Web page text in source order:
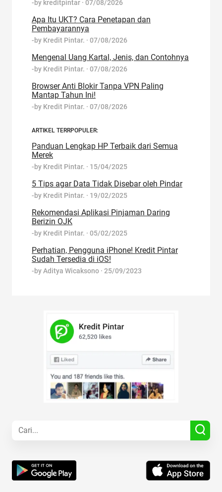
-by kreditpintar · 07/08/2026
Apa Itu UKT? Cara Penetapan dan
Pembayarannya
-by Kredit Pintar. · 07/08/2026
Mengenal Uang Kartal, Jenis, dan Contohnya
-by Kredit Pintar. · 07/08/2026
Browser Anti Blokir Tanpa VPN Paling
Mantap Tahun Ini!
-by Kredit Pintar. · 07/08/2026
ARTIKEL TERRPOPULER:
Panduan Lengkap HP Terbaik dari Semua
Merek
-by Kredit Pintar. · 15/04/2025
5 Tips agar Data Tidak Disebar oleh Pindar
-by Kredit Pintar. · 19/02/2025
Rekomendasi Aplikasi Pinjaman Daring
Berizin OJK
-by Kredit Pintar. · 05/02/2025
Perhatian, Pengguna iPhone! Kredit Pintar
Sudah Tersedia di iOS!
-byAditya Wicaksono · 25/09/2023